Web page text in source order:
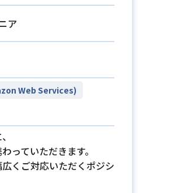
ア
Web Services)
っていただきます。
くご対応いただくポジシ